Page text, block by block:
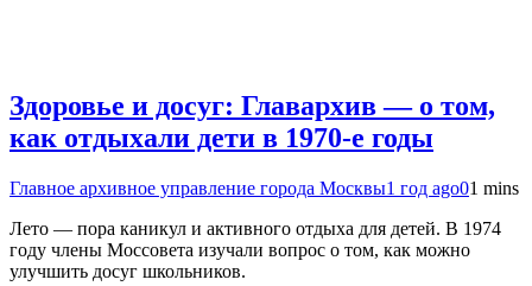
Здоровье и досуг: Главархив — о том,
как отдыхали дети в 1970-е годы
Главное архивное управление города Москвы1 год ago01 mins
Лето — пора каникул и активного отдыха для детей. В 1974
году члены Моссовета изучали вопрос о том, как можно
улучшить досуг школьников.